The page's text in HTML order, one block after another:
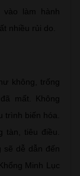
làm hành
nhiều rủi do.
không, trống
mất. Không
biến hóa.
tàn, tiêu điều.
sẽ dễ dẫn đến
Minh Lục